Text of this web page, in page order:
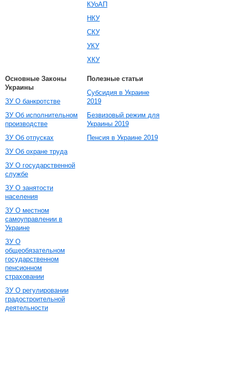
КУоАП
НКУ
СКУ
УКУ
ХКУ
Основные Законы
Украины
ЗУ О банкротстве
ЗУ Об исполнительном
производстве
ЗУ Об отпусках
ЗУ Об охране труда
ЗУ О государственной
службе
ЗУ О занятости
населения
ЗУ О местном
самоуправлении в
Украине
ЗУ О
общеобязательном
государственном
пенсионном
страховании
ЗУ О регулировании
градостроительной
деятельности
Полезные статьи
Субсидия в Украине
2019
Безвизовый режим для
Украины 2019
Пенсия в Украине 2019